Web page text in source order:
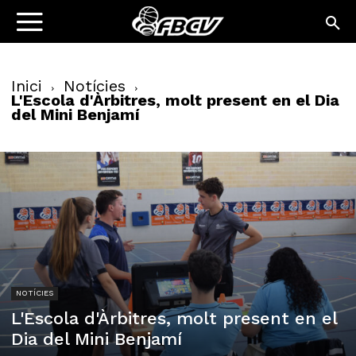
Inici Notícies
L'Escola d'Àrbitres, molt present en el Dia
del Mini Benjamí
NOTÍCIES
L'Escola d'Àrbitres, molt present en el
Dia del Mini Benjamí